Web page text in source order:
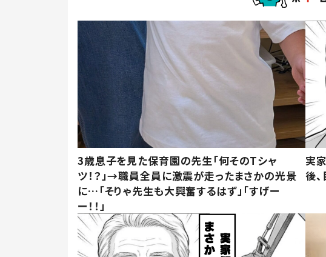
3歳息子を見た保育園の先生「何そのTシャ
ツ！？」→職員全員に激震が走ったまさかの光景
に…「そりゃ先生も大興奮するはず」「すげー
ー！！」
実
後